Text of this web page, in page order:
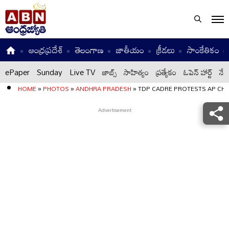
ఆంధ్రప్రదేశ్ తెలంగాణ జాతీయం క్రీడలు సాంకేతికం
ePaper Sunday Live TV జాబ్స్ సాహిత్యం ప్రత్యేకం ఓపెన్ హార్ట్
HOME»PHOTOS»ANDHRA PRADESH»TDP CADRE PROTESTS AP